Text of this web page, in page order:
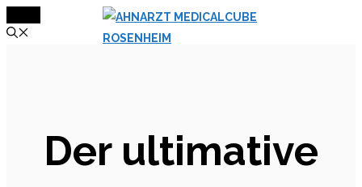
Inhalt
Der ultimative